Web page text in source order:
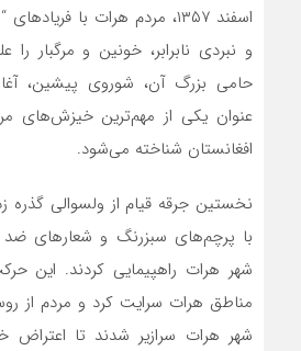
اسفند ۱۳۵۷، مردم هرات با
و نبردی نابرابر، خونین و مرگبار
حامی بزرگ آن، شوروی پیشین،
عنوان یکی از مهم‌ترین خیزش‌های
افغانستان شناخته می‌شود.
نخستین جرقه قیام از ولسوالی گذره
با پرچم‌های سبزرنگ و شعارهای
شهر هرات راهپیمایی کردند. این
مناطق هرات سرایت کرد و مردم از
شهر هرات سرازیر شدند تا اعتراض